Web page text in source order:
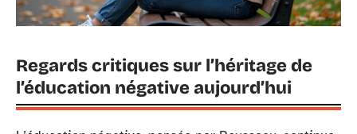
Regards critiques sur l’héritage de
l’éducation négative aujourd’hui